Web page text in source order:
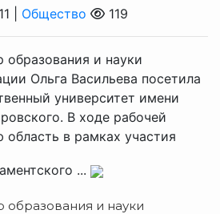
| Общество 119
образования и науки
Ольга Васильева посетила
университет имени
В ходе рабочей
область в рамках участия
...
образования и науки